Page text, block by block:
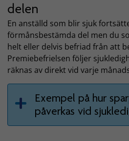
delen
En anställd som blir sjuk
förmånsbestämda del men du
helt eller delvis befriad från att
Premiebefrielsen följer
räknas av direkt vid varje
Exempel på hur
påverkas vid